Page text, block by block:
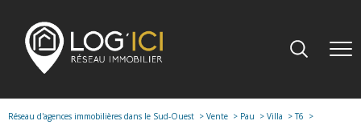
Réseau d'agences immobilières dans le Sud-Ouest Vente Pau Villa
T6